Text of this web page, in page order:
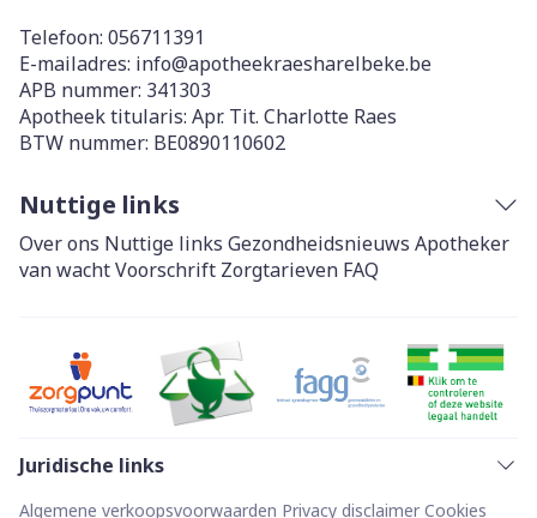
Telefoon: 056711391
E-mailadres: info@apotheekraesharelbeke.be
APB nummer: 341303
Apotheek titularis: Apr. Tit. Charlotte Raes
BTW nummer: BE0890110602
Nuttige links
Over ons Nuttige links Gezondheidsnieuws Apotheker
van wachtVoorschrift Zorgtarieven FAQ
Juridische links
Algemene verkoopsvoorwaarden Privacy disclaimer Cookies